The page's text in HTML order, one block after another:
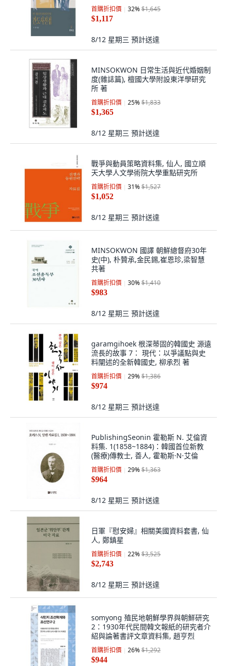
首購折扣價 32%$1,645
$1,117
8/12 星期三 預計送達
MINSOKWON 日常生活與近代婚姻制
度(雜誌篇), 檀國大學附設東洋學研究
所 著
首購折扣價 25%$1,833
$1,365
8/12 星期三 預計送達
戰爭與動員策略資料集, 仙人, 國立順
天大學人文學術院大學重點研究所
首購折扣價 31%$1,527
$1,052
8/12 星期三 預計送達
MINSOKWON 國譯 朝鮮總督府30年
史(中), 朴贊承,金民錫,崔恩珍,梁智慧
共著
首購折扣價 30%$1,410
$983
8/12 星期三 預計送達
garamgihoek 根深蒂固的韓國史 源遠
流長的故事 7： 現代：以爭議點與史
料闡述的全新韓國史, 柳承烈 著
首購折扣價 29%$1,386
$974
8/12 星期三 預計送達
PublishingSeonin 霍勒斯 N. 艾倫資
料集. 1(1858~1884)：韓國首位新教
(醫療)傳教士, 善人, 霍勒斯·N·艾倫
首購折扣價 29%$1,363
$964
8/12 星期三 預計送達
日軍『慰安婦』相關美國資料套書, 仙
人, 鄭鎮星
首購折扣價 22%$3,525
$2,743
8/12 星期三 預計送達
somyong 殖民地朝鮮學界與朝鮮研究
2：1930年代民間韓文報紙的研究者介
紹與論著書評文章資料集, 趙亨烈
首購折扣價 26%$1,292
$944